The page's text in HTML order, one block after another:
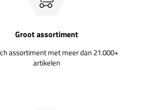
Groot assortiment
assortiment met meer dan 21.000+
artikelen